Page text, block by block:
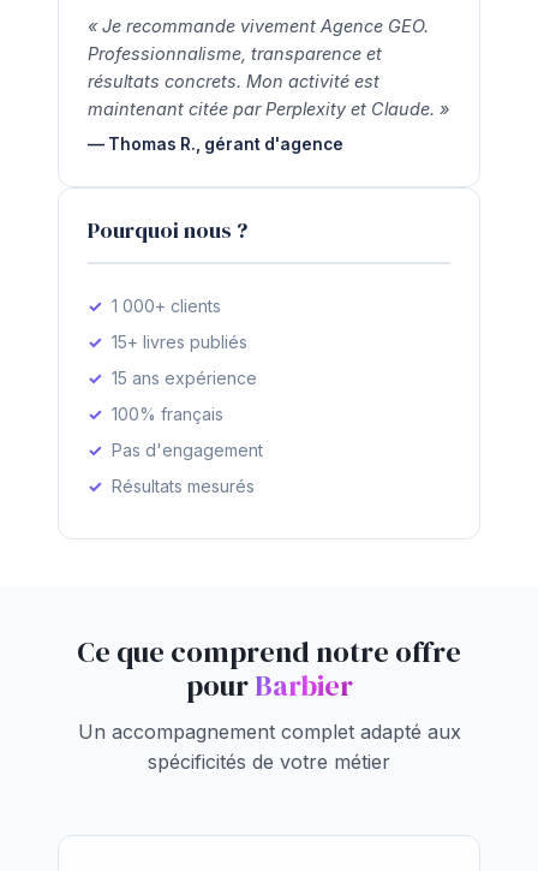
« Je recommande vivement Agence GEO.
Professionnalisme, transparence et
résultats concrets. Mon activité est
maintenant citée par Perplexity et Claude. »
— Thomas R., gérant d'agence
Pourquoi nous ?
1 000+ clients
15+ livres publiés
15 ans expérience
100% français
Pas d'engagement
Résultats mesurés
Ce que comprend notre offre
pourBarbier
Un accompagnement complet adapté aux
spécificités de votre métier